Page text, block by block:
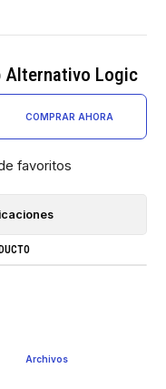
Alternativo Logic
COMPRAR AHORA
favoritos
Archivos